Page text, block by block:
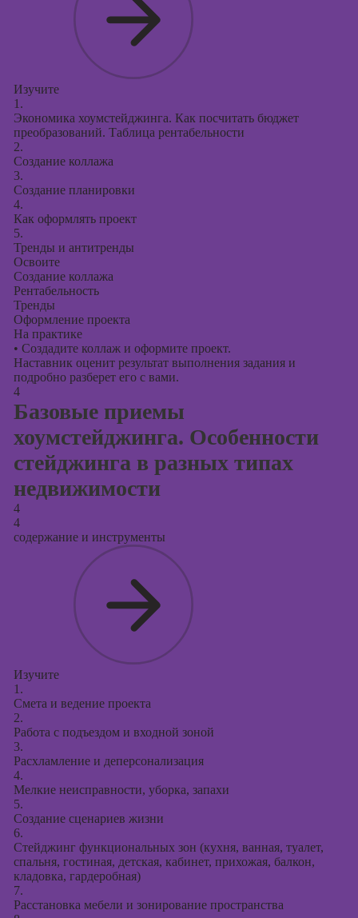
Изучите
1.
Экономика хоумстейджинга. Как посчитать бюджет
преобразований. Таблица рентабельности
2.
Создание коллажа
3.
Создание планировки
4.
Как оформлять проект
5.
Тренды и антитренды
Освоите
Создание коллажа
Рентабельность
Тренды
Оформление проекта
На практике
• Создадите коллаж и оформите проект.
Наставник оценит результат выполнения задания и
подробно разберет его с вами.
4
Базовые приемы
хоумстейджинга. Особенности
стейджинга в разных типах
недвижимости
4
4
содержание и инструменты
Изучите
1.
Смета и ведение проекта
2.
Работа с подъездом и входной зоной
3.
Расхламление и деперсонализация
4.
Мелкие неисправности, уборка, запахи
5.
Создание сценариев жизни
6.
Стейджинг функциональных зон (кухня, ванная, туалет,
спальня, гостиная, детская, кабинет, прихожая, балкон,
кладовка, гардеробная)
7.
Расстановка мебели и зонирование пространства